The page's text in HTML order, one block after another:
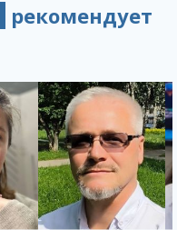
рекомендует